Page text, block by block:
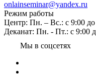
onlainseminar@yandex.ru
Режим работы
Центр: Пн. – Вс.: с 9:00 до
Деканат: Пн. - Пт.: с 9:00
Мы в соцсетях